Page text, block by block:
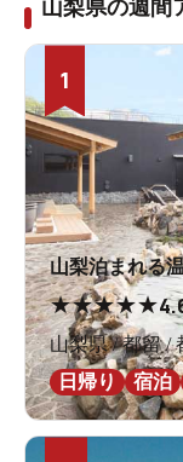
山梨県の週間
1
山梨泊まれる
★★★★★
山梨県 / 都留 /
日帰り
宿泊